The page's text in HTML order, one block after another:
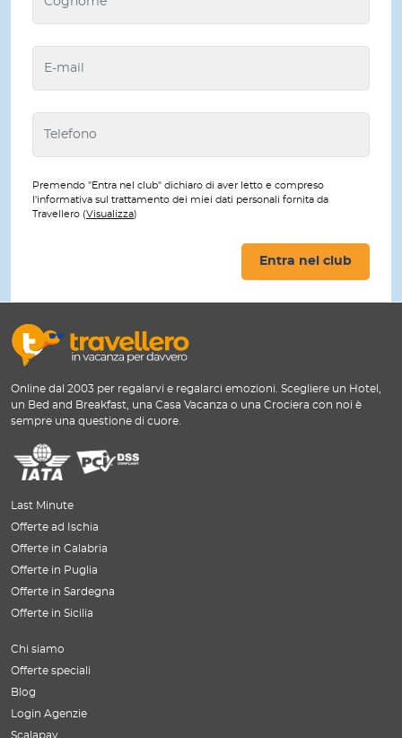
Premendo "Entra nel club" dichiaro di aver letto e compreso
l'informativa sul trattamento dei miei dati personali fornita da
Travellero (Visualizza)
Entra nel club
Online dal 2003 per regalarvi e regalarci emozioni. Scegliere un Hotel,
un Bed and Breakfast, una Casa Vacanza o una Crociera con noi è
sempre una questione di cuore.
Last Minute
Offerte ad Ischia
Offerte in Calabria
Offerte in Puglia
Offerte in Sardegna
Offerte in Sicilia
Chi siamo
Offerte speciali
Blog
Login Agenzie
Scalapay